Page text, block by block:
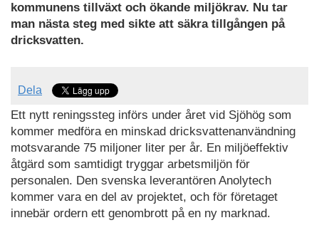
kommunens tillväxt och ökande miljökrav. Nu tar
man nästa steg med sikte att säkra tillgången på
dricksvatten.
Dela
Ett nytt reningssteg införs under året vid Sjöhög som
kommer medföra en minskad dricksvattenanvändning
motsvarande 75 miljoner liter per år. En miljöeffektiv
åtgärd som samtidigt tryggar arbetsmiljön för
personalen. Den svenska leverantören Anolytech
kommer vara en del av projektet, och för företaget
innebär ordern ett genombrott på en ny marknad.